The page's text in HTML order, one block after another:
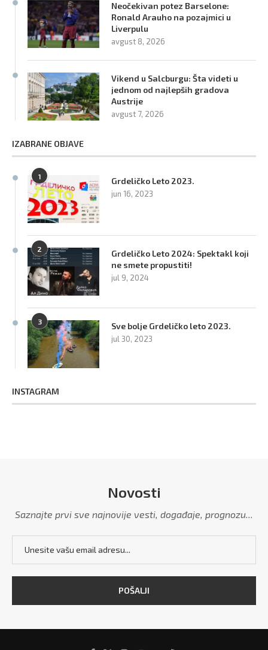
Neočekivan potez Barselone:
Ronald Arauho na pozajmici u
Liverpulu
avgust 8, 2026
Vikend u Salcburgu: Šta videti u
jednom od najlepših gradova
Austrije
avgust 7, 2026
IZABRANE OBJAVE
1 Grdeličko Leto 2023.
jun 16, 2023
2
Grdeličko Leto 2024: Spektakl koji
ne smete propustiti!
jul 9, 2024
3 Sve bolje Grdeličko leto 2023.
jul 30, 2023
INSTAGRAM
Novosti
Saznajte prvi sve najnovije vesti, događaje, prognozu...